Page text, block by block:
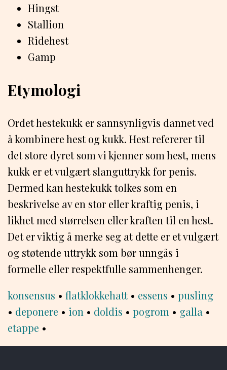
Hingst
Stallion
Ridehest
Gamp
Etymologi
Ordet hestekukk er sannsynligvis dannet ved
å kombinere hest og kukk. Hest refererer til
det store dyret som vi kjenner som hest, mens
kukk er et vulgært slanguttrykk for penis.
Dermed kan hestekukk tolkes som en
beskrivelse av en stor eller kraftig penis, i
likhet med størrelsen eller kraften til en hest.
Det er viktig å merke seg at dette er et vulgært
og støtende uttrykk som bør unngås i
formelle eller respektfulle sammenhenger.
konsensus • flatklokkehatt• essens • pusling
• deponere • ion • doldis • pogrom • galla •
etappe •